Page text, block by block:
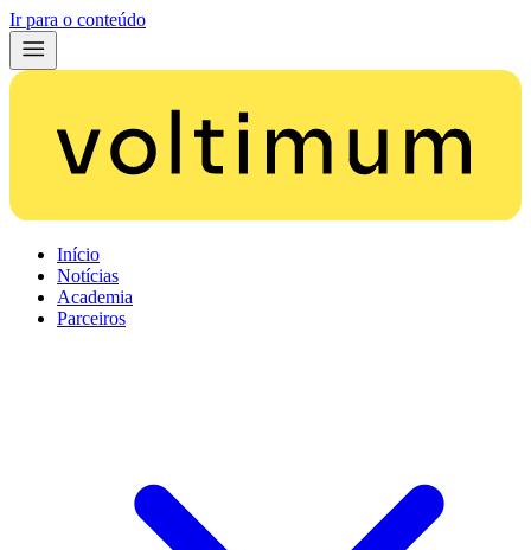
Ir para o conteúdo
Início
Notícias
Academia
Parceiros